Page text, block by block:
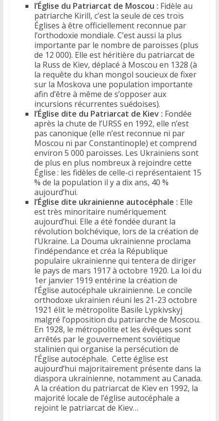
l’Église du Patriarcat de Moscou : Fidèle au
patriarche Kirill, c’est la seule de ces trois
Églises à être officiellement reconnue par
l’orthodoxie mondiale. C’est aussi la plus
importante par le nombre de paroisses (plus
de 12 000). Elle est héritière du patriarcat de
la Russ de Kiev, déplacé à Moscou en 1328 (à
la requête du khan mongol soucieux de fixer
sur la Moskova une population importante
afin d’être à même de s’opposer aux
incursions récurrentes suédoises).
l’Église dite du Patriarcat de Kiev : Fondée
après la chute de l’URSS en 1992, elle n’est
pas canonique (elle n’est reconnue ni par
Moscou ni par Constantinople) et comprend
environ 5 000 paroisses. Les Ukrainiens sont
de plus en plus nombreux à rejoindre cette
Église : les fidèles de celle-ci représentaient 15
% de la population il y a dix ans, 40 %
aujourd’hui.
l’Église dite ukrainienne autocéphale : Elle
est très minoritaire numériquement
aujourd’hui. Elle a été fondée durant la
révolution bolchévique, lors de la création de
l’Ukraine. La Douma ukrainienne proclama
l’indépendance et créa la République
populaire ukrainienne qui tentera de diriger
le pays de mars 1917 à octobre 1920. La loi du
1er janvier 1919 entérine la création de
l’Église autocéphale ukrainienne. Le concile
orthodoxe ukrainien réuni les 21-23 octobre
1921 élit le métropolite Basile Lypkivskyj
malgré l’opposition du patriarche de Moscou.
En 1928, le métropolite et les évêques sont
arrêtés par le gouvernement soviétique
stalinien qui organise la persécution de
l’Église autocéphale. Cette église est
aujourd’hui majoritairement présente dans la
diaspora ukrainienne, notamment au Canada.
A la création du patriarcat de Kiev en 1992, la
majorité locale de l’église autocéphale a
rejoint le patriarcat de Kiev…